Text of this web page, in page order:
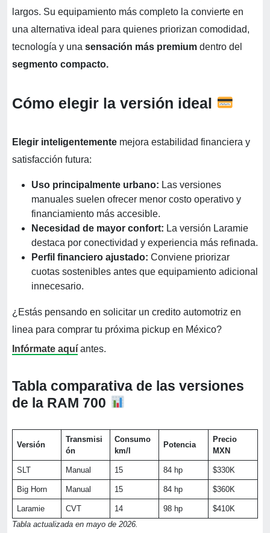
largos. Su equipamiento más completo la convierte en
una alternativa ideal para quienes priorizan comodidad,
tecnología y una sensación más premium dentro del
segmento compacto.
Cómo elegir la versión ideal
Elegir inteligentemente mejora estabilidad financiera y
satisfacción futura:
Uso principalmente urbano: Las versiones
manuales suelen ofrecer menor costo operativo y
financiamiento más accesible.
Necesidad de mayor confort: La versión Laramie
destaca por conectividad y experiencia más refinada.
Perfil financiero ajustado: Conviene priorizar
cuotas sostenibles antes que equipamiento adicional
innecesario.
¿Estás pensando en solicitar un credito automotriz en
linea para comprar tu próxima pickup en México?
Infórmate aquí antes.
Tabla comparativa de las versiones
de la RAM 700
Versión
Transmisi
ón
Consumo
km/l
Potencia
Precio
MXN
SLT Manual 15 84 hp $330K
Big Horn Manual 15 84 hp $360K
Laramie CVT 14 98 hp
$410K
Tabla actualizada en mayo de 2026.